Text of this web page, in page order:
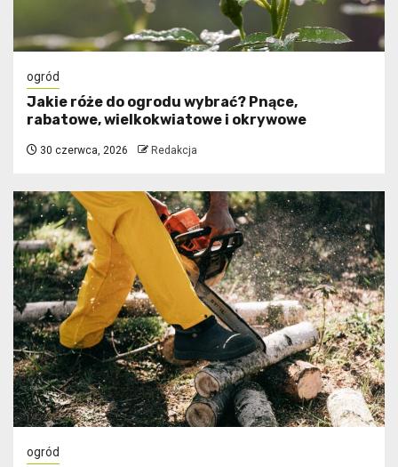
ogród
Jakie róże do ogrodu wybrać? Pnące,
rabatowe, wielkokwiatowe i okrywowe
30 czerwca, 2026 Redakcja
ogród